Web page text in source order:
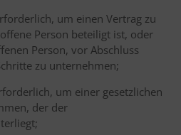
um einen Vertrag zu
Person beteiligt ist, oder
Person, vor Abschluss
zu unternehmen;
um einer gesetzlichen
der der